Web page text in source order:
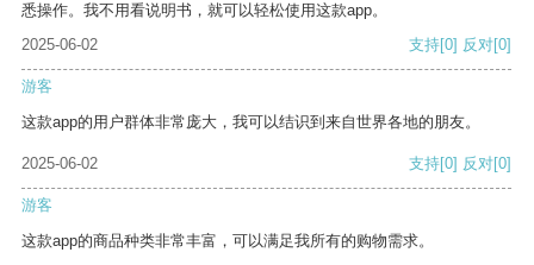
悉操作。我不用看说明书，就可以轻松使用这款app。
2025-06-02
支持[0] 反对[0]
游客
这款app的用户群体非常庞大，我可以结识到来自世界各地的朋友。
2025-06-02 支持[0] 反对[0]
游客
这款app的商品种类非常丰富，可以满足我所有的购物需求。